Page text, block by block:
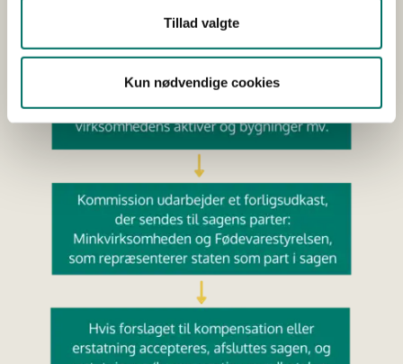
Tillad valgte
Kun nødvendige cookies